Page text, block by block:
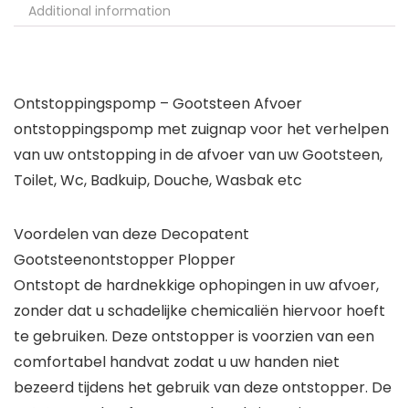
Additional information
Ontstoppingspomp – Gootsteen Afvoer
ontstoppingspomp met zuignap voor het verhelpen
van uw ontstopping in de afvoer van uw Gootsteen,
Toilet, Wc, Badkuip, Douche, Wasbak etc
Voordelen van deze Decopatent
Gootsteenontstopper Plopper
Ontstopt de hardnekkige ophopingen in uw afvoer,
zonder dat u schadelijke chemicaliën hiervoor hoeft
te gebruiken. Deze ontstopper is voorzien van een
comfortabel handvat zodat u uw handen niet
bezeerd tijdens het gebruik van deze ontstopper. De